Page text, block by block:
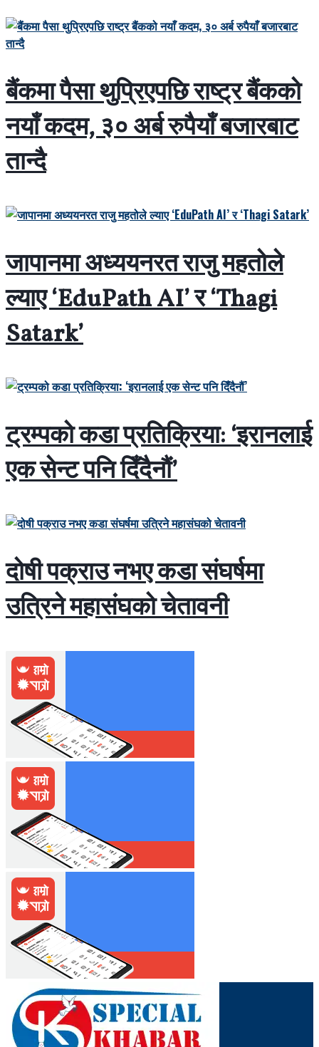
बैंकमा पैसा थुप्रिएपछि राष्ट्र बैंकको
नयाँ कदम, ३० अर्ब रुपैयाँ बजारबाट
तान्दै
जापानमा अध्ययनरत राजु महतोले
ल्याए ‘EduPath AI’ र ‘Thagi
Satark’
ट्रम्पको कडा प्रतिक्रिया: ‘इरानलाई
एक सेन्ट पनि दिँदैनौं’
दोषी पक्राउ नभए कडा संघर्षमा
उत्रिने महासंघको चेतावनी